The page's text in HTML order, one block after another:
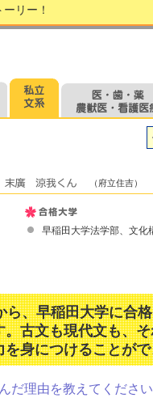
リー！
（府立住吉）
早稲田大学法学部、文化
ら、早稲田大学に合
古文も現代文も、
身につけることが
だ理由を教えてください